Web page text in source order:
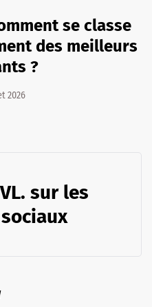
se classe
des meilleurs
?
2026
sur les